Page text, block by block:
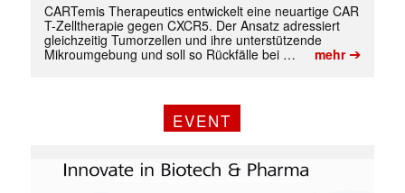
CARTemis Therapeutics entwickelt eine neuartige CAR
T-Zelltherapie gegen CXCR5. Der Ansatz adressiert
gleichzeitig Tumorzellen und ihre unterstützende
Mikroumgebung und soll so Rückfälle bei …
mehr➔
EVENT